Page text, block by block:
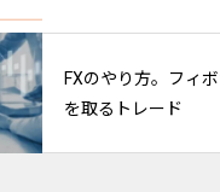
FXのやり方。フィ
を取るトレード